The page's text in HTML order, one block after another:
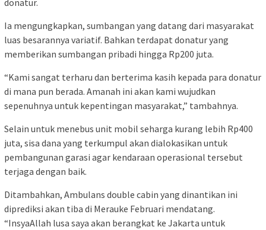
Ia mengungkapkan, sumbangan yang datang dari masyarakat
luas besarannya variatif. Bahkan terdapat donatur yang
memberikan sumbangan pribadi hingga Rp200 juta.
“Kami sangat terharu dan berterima kasih kepada para donatur
di mana pun berada. Amanah ini akan kami wujudkan
sepenuhnya untuk kepentingan masyarakat,” tambahnya.
Selain untuk menebus unit mobil seharga kurang lebih Rp400
juta, sisa dana yang terkumpul akan dialokasikan untuk
pembangunan garasi agar kendaraan operasional tersebut
terjaga dengan baik.
Ditambahkan, Ambulans double cabin yang dinantikan ini
diprediksi akan tiba di Merauke Februari mendatang.
“InsyaAllah lusa saya akan berangkat ke Jakarta untuk